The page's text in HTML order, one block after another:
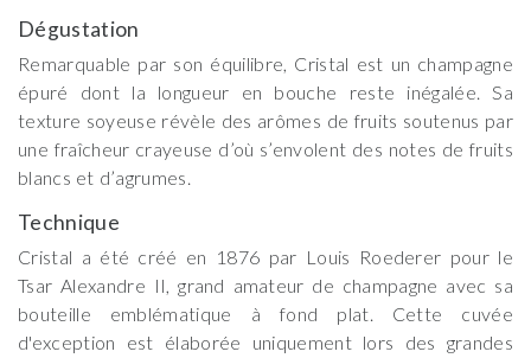
Dégustation
Remarquable par son équilibre, Cristal est un champagne
épuré dont la longueur en bouche reste inégalée. Sa
texture soyeuse révèle des arômes de fruits soutenus par
une fraîcheur crayeuse d’où s’envolent des notes de fruits
blancs et d’agrumes.
Technique
Cristal a été créé en 1876 par Louis Roederer pour le
Tsar Alexandre II, grand amateur de champagne avec sa
bouteille emblématique à fond plat. Cette cuvée
d'exception est élaborée uniquement lors des grandes